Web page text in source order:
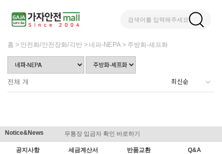
검색어를 입력해주세요
홈 안전화/안전장화/각반 네파-NEPA 주방화-셰프화
전체 개
Notice&News 무통장 입금자 확인 바로하기
공지사항 세금계산서 반품교환 Q&A